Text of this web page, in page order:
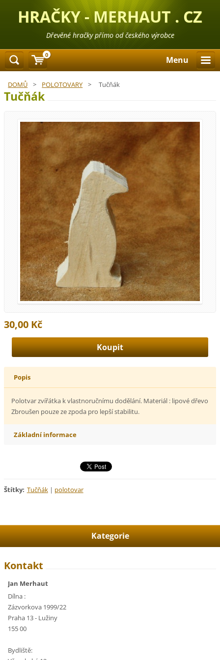
HRAČKY - MERHAUT . CZ
Dřevěné hračky přímo od českého výrobce
Menu
DOMŮ > POLOTOVARY > Tučňák
Tučňák
30,00 Kč
Popis
Polotvar zvířátka k vlastnoručnímu dodělání. Materiál : lipové dřevo
Zbroušen pouze ze zpoda pro lepší stabilitu.
Základní informace
Štítky: Tučňák | polotovar
Kategorie
Kontakt
Jan Merhaut
Dílna :
Zázvorkova 1999/22
Praha 13 - Lužiny
155 00
Bydliště:
0